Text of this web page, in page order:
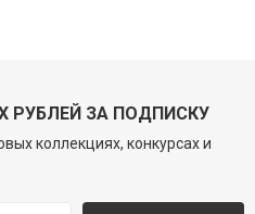
РУБЛЕЙ ЗА ПОДПИСКУ
коллекциях, конкурсах и